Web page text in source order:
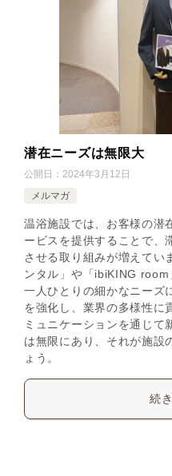
潜在ニーズは無限大
公開日： 2024年3月12日
メルマガ
温浴施設では、お客様の潜
ービスを提供することで、
させる取り組みが増えてい
ンタル」や「ibiKING
一人ひとりの細かなニーズ
を強化し、業界の多様性に
ミュニケーションを通じて
は無限にあり、それが施設
ょう。
続